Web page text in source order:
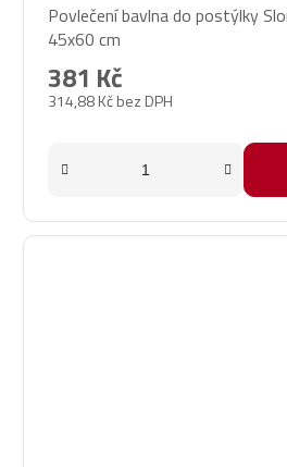
Povlečení bavlna do postýlky
45x60 cm
314,88 Kč bez DPH
381 Kč